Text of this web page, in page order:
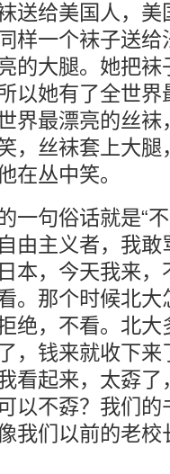
送给美国人，
样一个袜子送
的大腿。她把
以她有了全世
界最漂亮的丝
，丝袜套上大
在丛中笑。
一句俗话就是“
由主义者，我
本，今天我来
。那个时候北
绝，不看。北
，钱来就收下
看起来，太孬
以不孬？我们
我们以前的老